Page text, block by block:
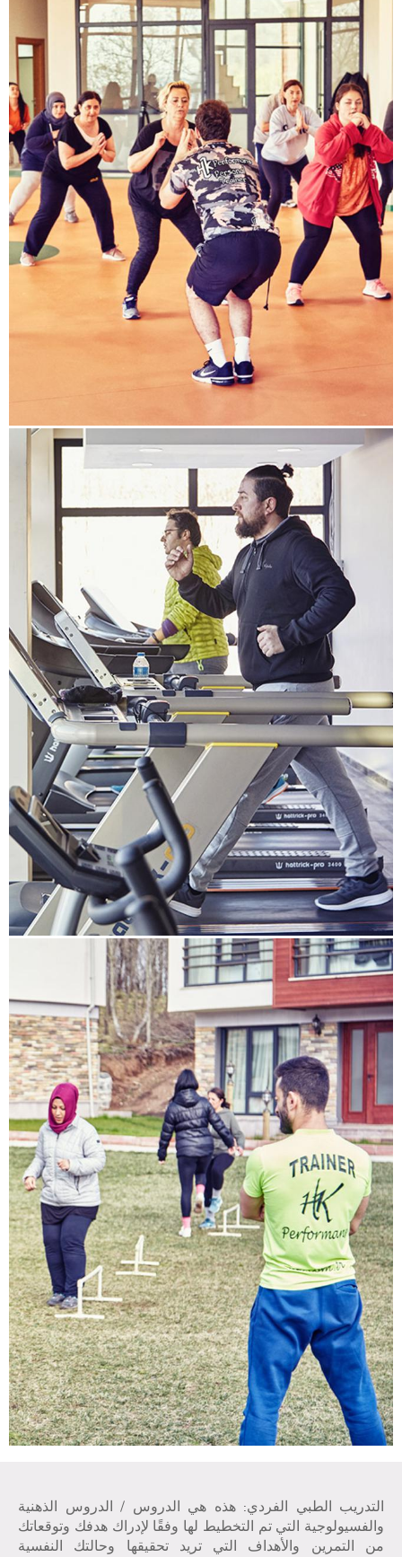
التدريب الطبي الفردي: هذه هي الدروس / الدروس الذهنية
والفسيولوجية التي تم التخطيط لها وفقًا لإدراك هدفك وتوقعاتك
من التمرين والأهداف التي تريد تحقيقها وحالتك النفسية